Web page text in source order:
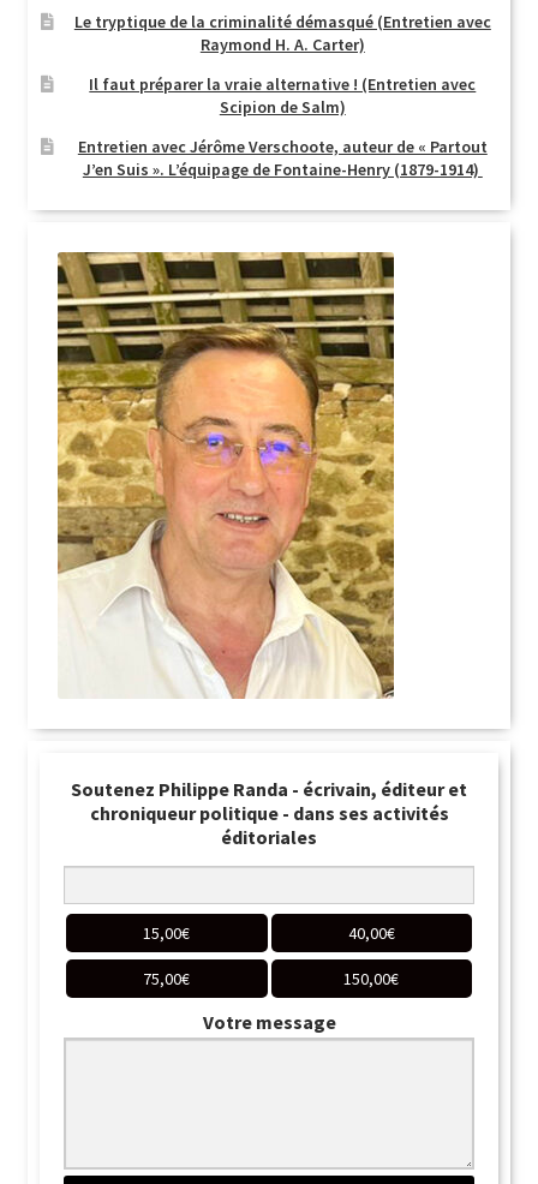
Le tryptique de la criminalité démasqué (Entretien avec
Raymond H. A. Carter)
Il faut préparer la vraie alternative ! (Entretien avec
Scipion de Salm)
Entretien avec Jérôme Verschoote, auteur de « Partout
J’en Suis ». L’équipage de Fontaine-Henry (1879-1914)
Soutenez Philippe Randa - écrivain, éditeur et
chroniqueur politique - dans ses activités
éditoriales
15,00€ 40,00€
75,00€ 150,00€
Votre message